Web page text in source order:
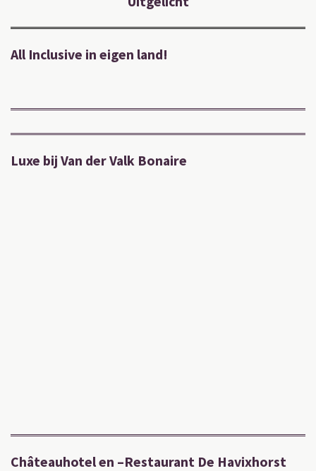
All Inclusive in eigen land!
Luxe bij Van der Valk Bonaire
Châteauhotel en –Restaurant De Havixhorst